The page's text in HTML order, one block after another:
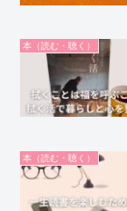
本（読む・聴く）
本（読む・聴く）